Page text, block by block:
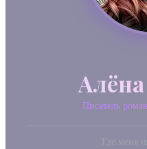
Писатель